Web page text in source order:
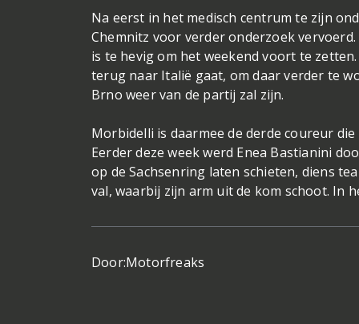
Na eerst in het medisch centrum te zijn
Chemnitz voor verder onderzoek
is te hevig om het weekend voort te
terug naar Italië gaat, om daar verder te
Brno weer van de partij zal zijn.
Morbidelli is daarmee de derde coureur
Eerder deze week werd Enea Bastianini
op de Sachsenring laten schieten, diens
val, waarbij zijn arm uit de kom schoot. In
Door:Motorfreaks